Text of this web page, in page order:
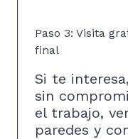
Paso 3: Visita
final
Si te
sin
el trabajo,
paredes y